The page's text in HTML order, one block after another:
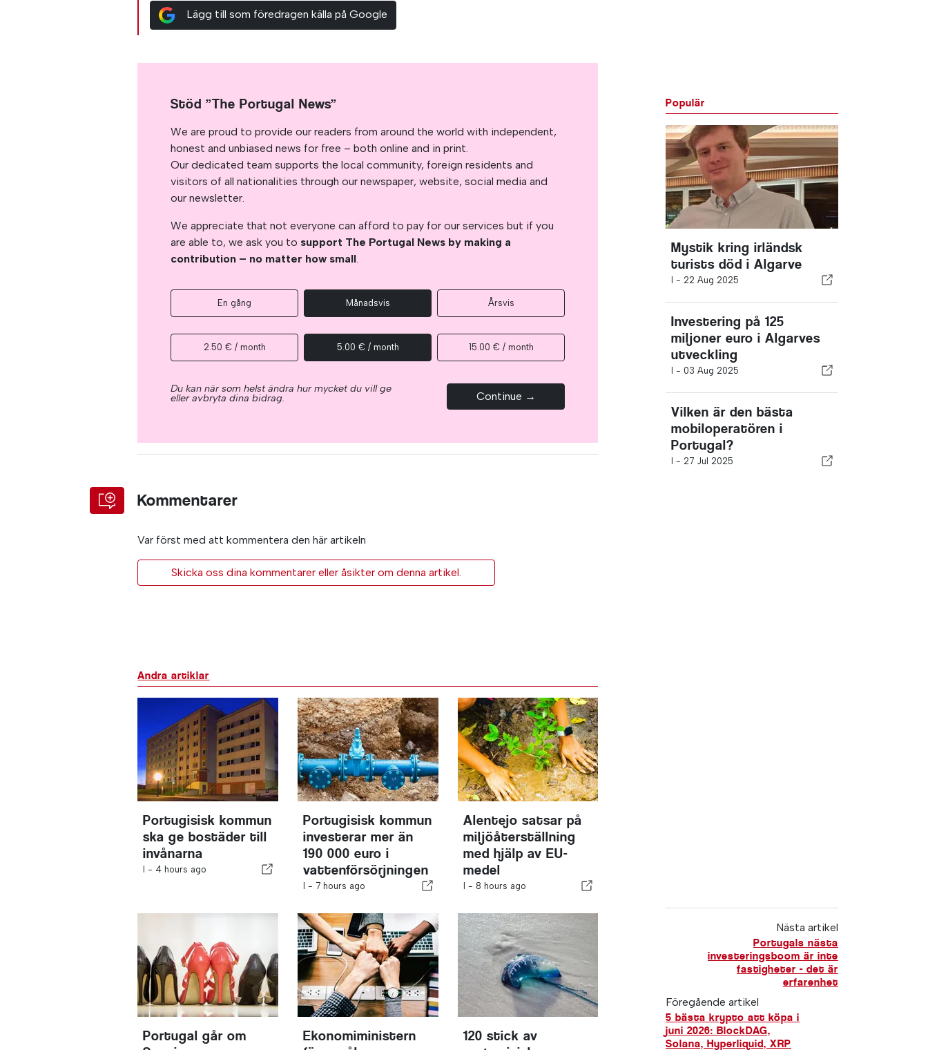
Lägg till som föredragen källa på Google
Stöd ”The Portugal News”
We are proud to provide our readers from around the world with independent,
honest and unbiased news for free – both online and in print.
Our dedicated team supports the local community, foreign residents and
visitors of all nationalities through our newspaper, website, social media and
our newsletter.
We appreciate that not everyone can afford to pay for our services but if you
are able to, we ask you to support The Portugal News by making a
contribution – no matter how small.
En gång Månadsvis Årsvis
2.50 € / month 5.00 € / month 15.00 € / month
Du kan när som helst ändra hur mycket du vill ge
eller avbryta dina bidrag. Continue →
Kommentarer
Var först med att kommentera den här artikeln
Skicka oss dina kommentarer eller åsikter om denna artikel.
Populär
Mystik kring irländsk
turists död i Algarve
I - 22 Aug 2025
Investering på 125
miljoner euro i Algarves
utveckling
I - 03 Aug 2025
Vilken är den bästa
mobiloperatören i
Portugal?
I - 27 Jul 2025
Andra artiklar
Portugisisk kommun
ska ge bostäder till
invånarna
I - 4 hours ago
Portugisisk kommun
investerar mer än
190 000 euro i
vattenförsörjningen
I - 7 hours ago
Alentejo satsar på
miljöåterställning
med hjälp av EU-
medel
I - 8 hours ago
Portugal går om
Ekonomiministern
120 stick av
Nästa artikel
Portugals nästa
investeringsboom är inte
fastigheter - det är
erfarenhet
Föregående artikel
5 bästa krypto att köpa i
juni 2026: BlockDAG,
Solana, Hyperliquid, XRP